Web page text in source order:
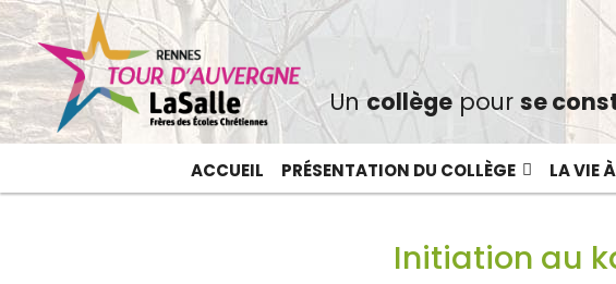
Uncollègepour se
ACCUEIL PRÉSENTATION DU COLLÈGE LA VIE
Initiation au